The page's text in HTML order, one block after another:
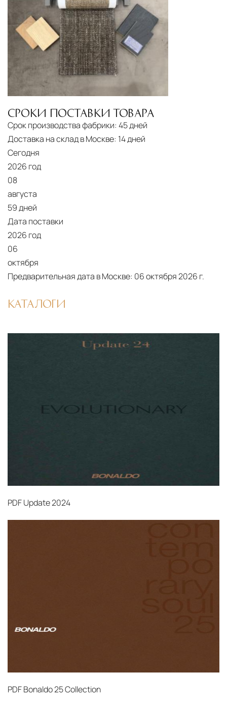
Страхование грузаВсе международные
поставки застрахованы в соответствии с
международными стандартами. Клиенты могут
выбрать дополнительное страхование для
критичных партий товара.
СРОКИ ПОСТАВКИ ТОВАРА
Срок производства фабрики: 45 дней
Доставка на склад в Москве: 14 дней
Сегодня
2026 год
08
августа
59 дней
Дата поставки
2026 год
06
октября
Предварительная дата в Москве: 06 октября 2026 г.
КАТАЛОГИ
PDFUpdate 2024
PDFBonaldo 25 Collection